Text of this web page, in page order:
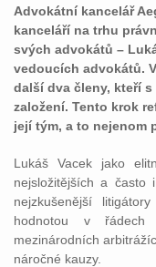
Advokátní kancelář
kanceláří na trhu
svých advokátů –
vedoucích advokátů.
další dva členy, kteří
založení. Tento krok
její tým, a to nejenom
Lukáš Vacek jako
nejsložitějších a často
nejzkušenější
hodnotou v
mezinárodních
náročné kauzy.